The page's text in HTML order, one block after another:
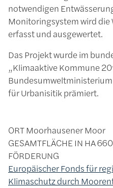
notwendigen
Monitoringsystem wird
erfasst und ausgewertet.
Das Projekt wurde im
„Klimaaktive Kommune
für Urbanisitik prämiert.
ORTMoorhausener Moor
GESAMTFLÄCHE IN HA
FÖRDERUNG
Europäischer Fonds für
Klimaschutz durch